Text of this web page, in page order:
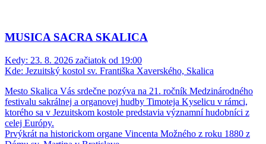
MUSICA SACRA SKALICA
Kedy: 23. 8. 2026 začiatok od 19:00
Kde: Jezuitský kostol sv. Františka Xaverského, Skalica
Mesto Skalica Vás srdečne pozýva na 21. ročník Medzinárodného
festivalu sakrálnej a organovej hudby Timoteja Kyselicu v rámci,
ktorého sa v Jezuitskom kostole predstavia významní hudobníci z
celej Európy.
Prvýkrát na historickom organe Vincenta Možného z roku 1880 z